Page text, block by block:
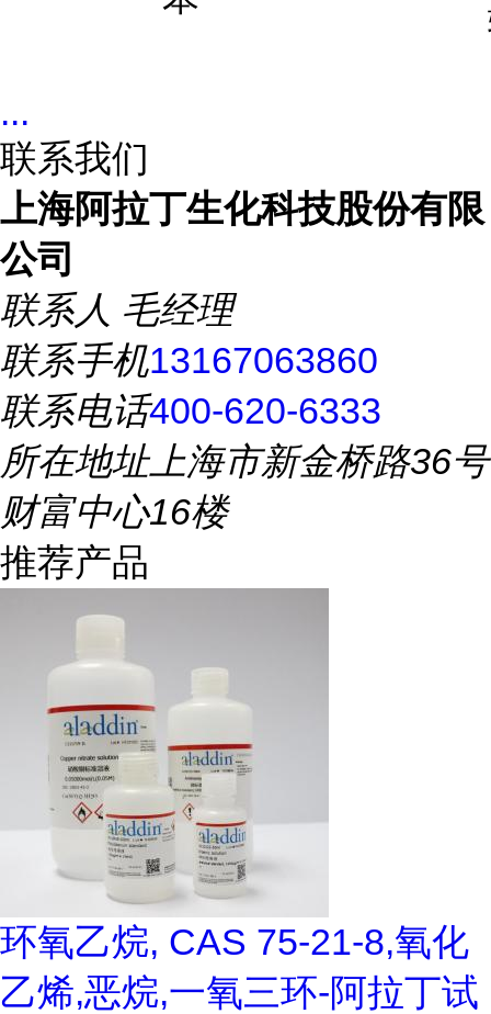
...
联系我们
上海阿拉丁生化科技股份有限
公司
联系人 毛经理
联系手机13167063860
联系电话400-620-6333
所在地址上海市新金桥路36号
财富中心16楼
推荐产品
环氧乙烷, CAS 75-21-8,氧化
乙烯,恶烷,一氧三环-阿拉丁试